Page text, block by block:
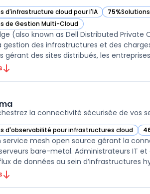
d'infrastructure cloud pour l'IA
(also known as Dell Distributed
75%
— voir Dell
de Gestion Multi-Cloud
(also known as Dell Distributed
(also known as Dell Distributed
gestion des infrastructures et des
gérant des sites distribués, les
la connectivité sécurisée de vos
d'observabilité pour infrastructures cloud
cette catégorie —
service mesh open source gérant la
bare-metal. Administrateurs IT
de données au sein d’infrastructures